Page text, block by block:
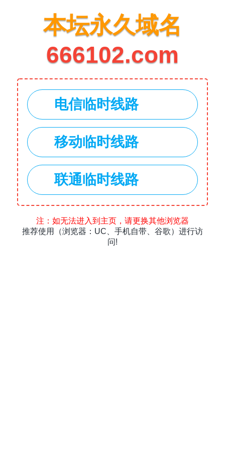
本坛永久域名
666102.com
电信临时线路
移动临时线路
联通临时线路
注：如无法进入到主页，请更换其他浏览器
推荐使用（浏览器：UC、手机自带、谷歌）进行访
问!